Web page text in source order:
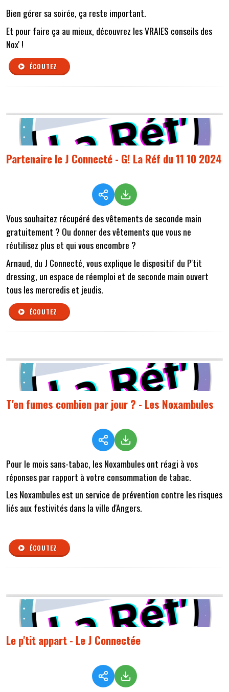
Bien gérer sa soirée, ça reste important.
Et pour faire ça au mieux, découvrez les VRAIES conseils des
Nox' !
ÉCOUTEZ
Partenaire le J Connecté - G! La Réf du 11 10 2024
Vous souhaitez récupéré des vêtements de seconde main
gratuitement ? Ou donner des vêtements que vous ne
réutilisez plus et qui vous encombre ?
Arnaud, du J Connecté, vous explique le dispositif du P'tit
dressing, un espace de réemploi et de seconde main ouvert
tous les mercredis et jeudis.
ÉCOUTEZ
T'en fumes combien par jour ? - Les Noxambules
Pour le mois sans-tabac, les Noxambules ont réagi à vos
réponses par rapport à votre consommation de tabac.
Les Noxambules est un service de prévention contre les risques
liés aux festivités dans la ville d'Angers.
ÉCOUTEZ
Le p'tit appart - Le J Connectée